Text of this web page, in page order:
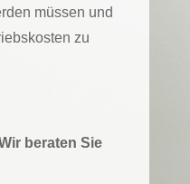
müssen und
zu
beraten Sie